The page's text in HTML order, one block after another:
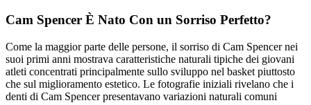
Cam Spencer È Nato Con un Sorriso Perfetto?
Come la maggior parte delle persone, il sorriso di Cam Spencer nei
suoi primi anni mostrava caratteristiche naturali tipiche dei giovani
atleti concentrati principalmente sullo sviluppo nel basket piuttosto
che sul miglioramento estetico. Le fotografie iniziali rivelano che i
denti di Cam Spencer presentavano variazioni naturali comuni